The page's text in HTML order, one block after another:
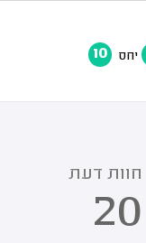
יחס 10
חוות דעת
20